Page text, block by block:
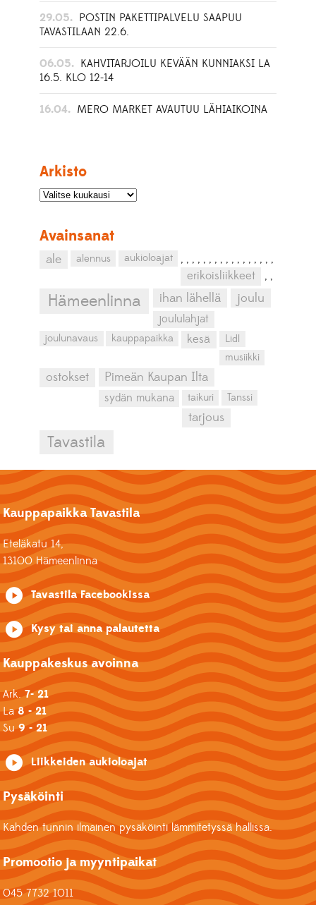
29.05. POSTIN PAKETTIPALVELU SAAPUU
TAVASTILAAN 22.6.
06.05. KAHVITARJOILU KEVÄÄN KUNNIAKSI LA
16.5. KLO 12-14
16.04. MERO MARKET AVAUTUU LÄHIAIKOINA
Arkisto
Avainsanat
ale ,
alennus ,
aukioloajat ,
erikoisliikkeet
,
Hämeenlinna
,
ihan lähellä
,
joulu
,
joululahjat
,
joulunavaus
,
kauppapaikka
,
kesä
,
Lidl
,
musiikki
,
ostokset
,
Pimeän Kaupan Ilta
,
sydän mukana
,
taikuri
,
Tanssi
,
tarjous
,
Tavastila
Kauppapaikka Tavastila
Eteläkatu 14,
13100 Hämeenlinna
Tavastila Facebookissa
Kysy tai anna palautetta
Kauppakeskus avoinna
Ark.7- 21
La8 - 21
Su9 - 21
Liikkeiden aukioloajat
Pysäköinti
Kahden tunnin ilmainen pysäköinti lämmitetyssä hallissa.
Promootio ja myyntipaikat
045 7732 1011